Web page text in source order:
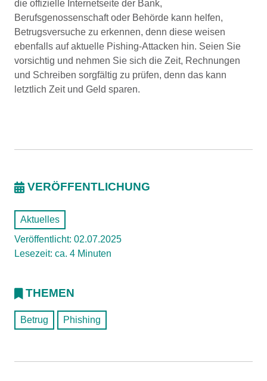
die offizielle Internetseite der Bank,
Berufsgenossenschaft oder Behörde kann helfen,
Betrugsversuche zu erkennen, denn diese weisen
ebenfalls auf aktuelle Pishing-Attacken hin. Seien Sie
vorsichtig und nehmen Sie sich die Zeit, Rechnungen
und Schreiben sorgfältig zu prüfen, denn das kann
letztlich Zeit und Geld sparen.
VERÖFFENTLICHUNG
Aktuelles
Veröffentlicht: 02.07.2025
Lesezeit: ca. 4 Minuten
THEMEN
Betrug Phishing